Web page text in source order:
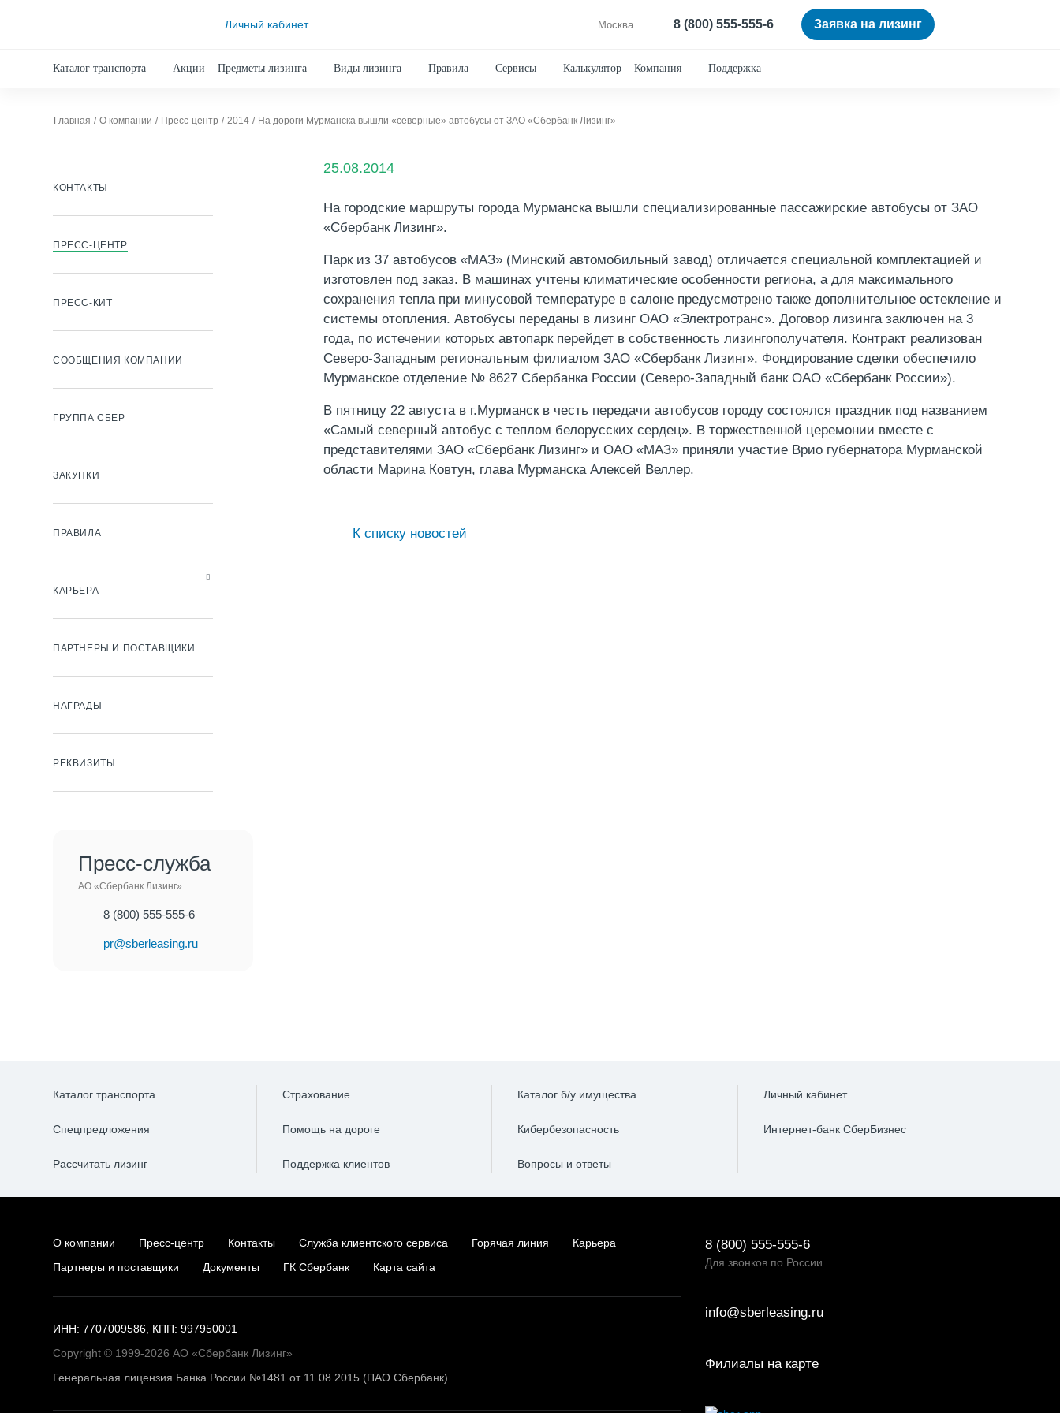
Личный кабинет Москва 8 (800) 555-555-6 Заявка на лизинг
Каталог транспорта Акции Предметы лизинга Виды лизинга Правила Сервисы Калькулятор Компания Поддержка
Главная О компании Пресс-центр 2014 На дороги Мурманска вышли «северные» автобусы от ЗАО «Сбербанк Лизинг»
КОНТАКТЫ
ПРЕСС-ЦЕНТР
ПРЕСС-КИТ
СООБЩЕНИЯ КОМПАНИИ
ГРУППА СБЕР
ЗАКУПКИ
ПРАВИЛА
КАРЬЕРА
ПАРТНЕРЫ И ПОСТАВЩИКИ
НАГРАДЫ
РЕКВИЗИТЫ
Пресс-служба
АО «Сбербанк Лизинг»
8 (800) 555-555-6
pr@sberleasing.ru
25.08.2014
На городские маршруты города Мурманска вышли специализированные пассажирские автобусы от ЗАО
«Сбербанк Лизинг».
Парк из 37 автобусов «МАЗ» (Минский автомобильный завод) отличается специальной комплектацией и
изготовлен под заказ. В машинах учтены климатические особенности региона, а для максимального
сохранения тепла при минусовой температуре в салоне предусмотрено также дополнительное остекление и
системы отопления. Автобусы переданы в лизинг ОАО «Электротранс». Договор лизинга заключен на 3
года, по истечении которых автопарк перейдет в собственность лизингополучателя. Контракт реализован
Северо-Западным региональным филиалом ЗАО «Сбербанк Лизинг». Фондирование сделки обеспечило
Мурманское отделение № 8627 Сбербанка России (Северо-Западный банк ОАО «Сбербанк России»).
В пятницу 22 августа в г.Мурманск в честь передачи автобусов городу состоялся праздник под названием
«Самый северный автобус с теплом белорусских сердец». В торжественной церемонии вместе с
представителями ЗАО «Сбербанк Лизинг» и ОАО «МАЗ» приняли участие Врио губернатора Мурманской
области Марина Ковтун, глава Мурманска Алексей Веллер.
К списку новостей
Каталог транспорта
Спецпредложения
Рассчитать лизинг
Страхование
Помощь на дороге
Поддержка клиентов
Каталог б/у имущества
Кибербезопасность
Вопросы и ответы
Личный кабинет
Интернет-банк СберБизнес
О компании Пресс-центр Контакты Служба клиентского сервиса Горячая линия
Карьера
Партнеры и поставщики
Документы ГК Сбербанк Карта сайта
ИНН: 7707009586, КПП: 997950001
Copyright © 1999-2026 АО «Сбербанк Лизинг»
Генеральная лицензия Банка России №1481 от 11.08.2015 (ПАО Сбербанк)
8 (800) 555-555-6
Для звонков по России
info@sberleasing.ru
Филиалы на карте